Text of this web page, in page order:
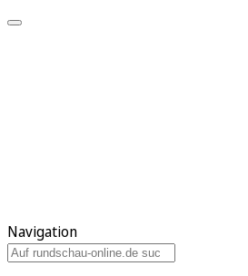
Navigation